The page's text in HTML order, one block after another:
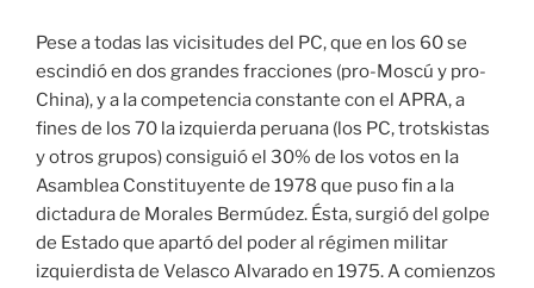
Pese a todas las vicisitudes del PC, que en los 60 se
escindió en dos grandes fracciones (pro-Moscú y pro-
China), y a la competencia constante con el APRA, a
fines de los 70 la izquierda peruana (los PC, trotskistas
y otros grupos) consiguió el 30% de los votos en la
Asamblea Constituyente de 1978 que puso fin a la
dictadura de Morales Bermúdez. Ésta, surgió del golpe
de Estado que apartó del poder al régimen militar
izquierdista de Velasco Alvarado en 1975. A comienzos